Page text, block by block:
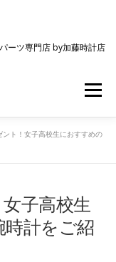
ーツ専門店 by加藤時計店
メニュー
プリスト
ント！女子高校生におすすめの
子高校生
計をご紹